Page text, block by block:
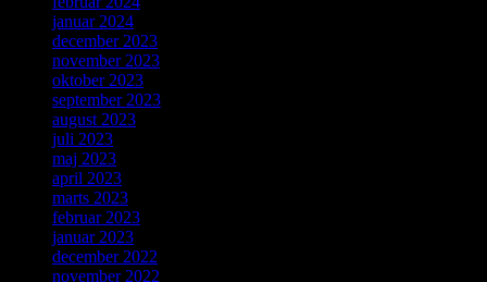
januar 2024
december 2023
november 2023
oktober 2023
september 2023
august 2023
juli 2023
maj 2023
april 2023
marts 2023
februar 2023
januar 2023
december 2022
november 2022